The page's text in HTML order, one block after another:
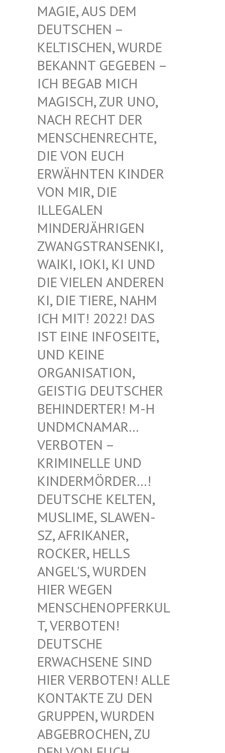
AGIE, AUS DEM D
EUTSCHEN – K
ELTISCHEN, WURDE B
EKANNT GEGEBEN – I
CH BEGAB MICH M
AGISCH, ZUR UNO, N
ACH RECHT DER M
ENSCHENRECHTE, D
IE VON EUCH E
RWÄHNTEN KINDER V
ON MIR, DIE I
LLEGALEN M
INDERJÄHRIGEN Z
WANGSTRANSENKI, W
AIKI, IOKI, KI UND D
IE VIELEN ANDEREN K
I, DIE TIERE, NAHM I
CH MIT! 2022! DAS I
ST EINE INFOSEITE, U
ND KEINE O
RGANISATION, G
EISTIG DEUTSCHER B
EHINDERTER! M-H U
NDMCNAMAR… V
ERBOTEN – K
RIMINELLE UND K
INDERMÖRDER…! D
EUTSCHE KELTEN, M
USLIME, SLAWEN-S
Z, AFRIKANER, R
OCKER, HELLS A
NGEL'S, WURDEN H
IER WEGEN M
ENSCHENOPFERKULT
, VERBOTEN! D
EUTSCHE E
RWACHSENE SIND H
IER VERBOTEN! ALLE K
ONTAKTE ZU DEN G
RUPPEN, WURDEN A
BGEBROCHEN, ZU D